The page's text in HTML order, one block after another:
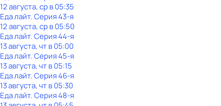
12 августа, ср в 05:35
Еда лайт. Серия 43-я
12 августа, ср в 05:50
Еда лайт. Серия 44-я
13 августа, чт в 05:00
Еда лайт. Серия 45-я
13 августа, чт в 05:15
Еда лайт. Серия 46-я
13 августа, чт в 05:30
Еда лайт. Серия 48-я